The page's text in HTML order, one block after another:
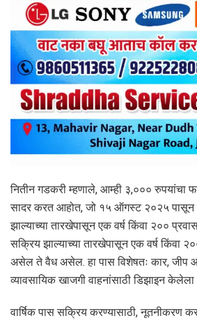
नितीन गडकरी म्हणाले, आम्ही ३,००० रुपयांचा
सादर करत आहोत, जो १५ ऑगस्ट २०२५ पासून
झाल्याच्या तारखेपासून एक वर्ष किंवा २००
सक्रिय झाल्याच्या तारखेपासून एक वर्ष किंवा
असेल ते वैध असेल. हा पास विशेषतः कार, जीप
व्यावसायिक खाजगी वाहनांसाठी डिझाइन
वार्षिक पास सक्रिय करण्यासाठी, नूतनीकरण